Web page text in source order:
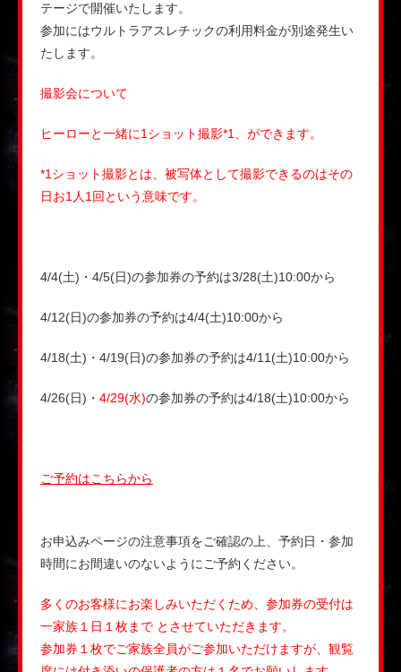
テージで開催いたします。
参加にはウルトラアスレチックの利用料金が別途発生い
たします。
撮影会について
ヒーローと一緒に1ショット撮影*1、ができます。
*1ショット撮影とは、被写体として撮影できるのはその
日お1人1回という意味です。
4/4(土)・4/5(日)の参加券の予約は3/28(土)10:00から
4/12(日)の参加券の予約は4/4(土)10:00から
4/18(土)・4/19(日)の参加券の予約は4/11(土)10:00から
4/26(日)・ 4/29(水)の参加券の予約は4/18(土)10:00から
ご予約はこちらから
お申込みページの注意事項をご確認の上、予約日・参加
時間にお間違いのないようにご予約ください。
多くのお客様にお楽しみいただくため、参加券の受付は
一家族１日１枚まで とさせていただきます。
参加券１枚でご家族全員がご参加いただけますが、観覧